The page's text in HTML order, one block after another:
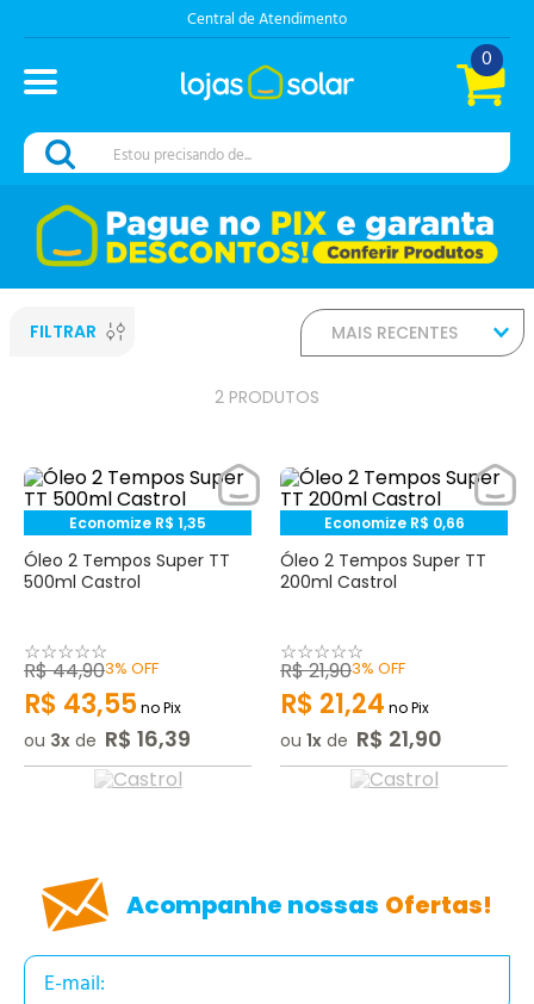
Central de Atendimento
0
Estou precisando de...
FILTRAR MAIS RECENTES
2 PRODUTOS
Economize R$ 1,35
Óleo 2 Tempos Super TT
500ml Castrol
☆☆☆☆☆
R$44,903% OFF
R$ 43,55no Pix
ou 3 de R$ 16,39
Economize R$ 0,66
Óleo 2 Tempos Super TT
200ml Castrol
☆☆☆☆☆
R$21,903% OFF
R$ 21,24 no Pix
ou 1 de R$ 21,90
Acompanhe nossas Ofertas!